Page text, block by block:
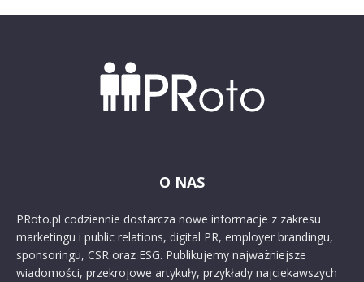
O NAS
PRoto.pl codziennie dostarcza nowe informacje z zakresu
marketingu i public relations, digital PR, employer brandingu,
sponsoringu, CSR oraz ESG. Publikujemy najważniejsze
wiadomości, przekrojowe artykuły, przykłady najciekawszych